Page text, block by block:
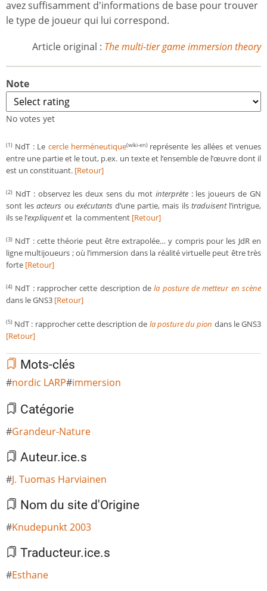
avez suffisamment d'informations de base pour trouver
le type de joueur qui lui correspond.
Article original : The multi-tier game immersion theory
Note
No votes yet
(1) NdT : Le cercle herméneutique(wiki-en) représente les allées et venues
entre une partie et le tout, p.ex. un texte et l’ensemble de l’œuvre dont il
est un constituant. [Retour]
(2) NdT : observez les deux sens du mot interprète: les joueurs de GN
sont lesacteurs ou exécutants d’une partie, mais ils traduisentl’intrigue,
ils se l’expliquentet la commentent [Retour]
(3) NdT : cette théorie peut être extrapolée… y compris pour les JdR en
ligne multijoueurs ; où l’immersion dans la réalité virtuelle peut être très
forte [Retour]
(4) NdT : rapprocher cette description dela posture de metteur en scène
dans le GNS3 [Retour]
(5) NdT : rapprocher cette description de la posture du pion dans le GNS3
[Retour]
Mots-clés
nordic LARP immersion
Catégorie
Grandeur-Nature
Auteur.ice.s
J. Tuomas Harviainen
Nom du site d'Origine
Knudepunkt 2003
Traducteur.ice.s
Esthane